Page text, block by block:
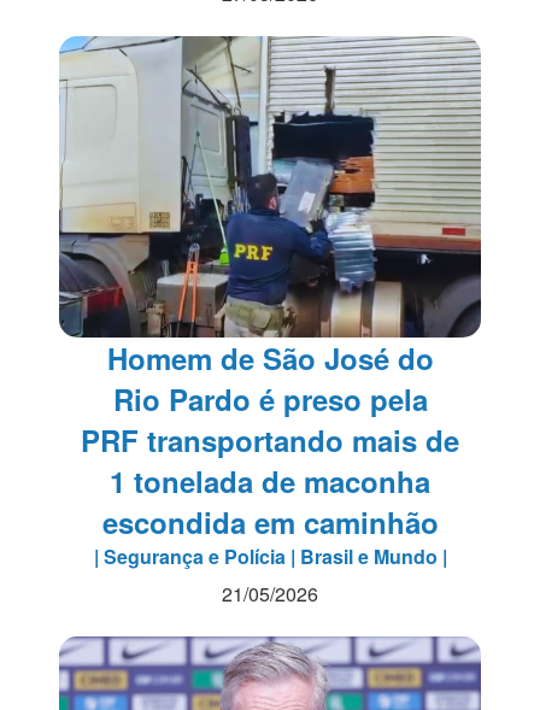
Homem de São José do
Rio Pardo é preso pela
PRF transportando mais de
1 tonelada de maconha
escondida em caminhão
| Segurança e Polícia | Brasil e Mundo |
21/05/2026